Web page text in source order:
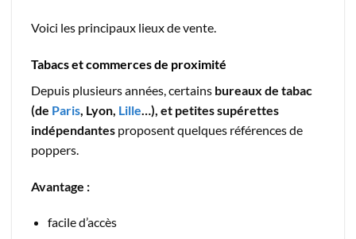
Voici les principaux lieux de vente.
Tabacs et commerces de proximité
Depuis plusieurs années, certains bureaux de tabac
(de Paris , Lyon, Lille …), et petites supérettes
indépendantes proposent quelques références de
poppers.
Avantage :
facile d’accès